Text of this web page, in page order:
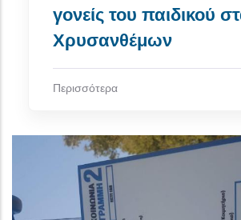
γονείς του παιδικού
Χρυσανθέμων
Περισσότερα